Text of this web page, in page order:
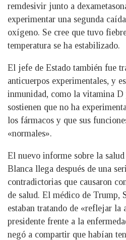
remdesivir junto a
experimentar una segunda
oxígeno. Se cree que tuvo
temperatura se ha estabilizado.
El jefe de Estado también fue
anticuerpos experimentales, y
inmunidad, como la vitamina
sostienen que no ha
los fármacos y que sus
«normales».
El nuevo informe sobre la
Blanca llega después de una
contradictorias que causaron
de salud. El médico de Trump,
estaban tratando de «reflejar la
presidente frente a la
negó a compartir que habían